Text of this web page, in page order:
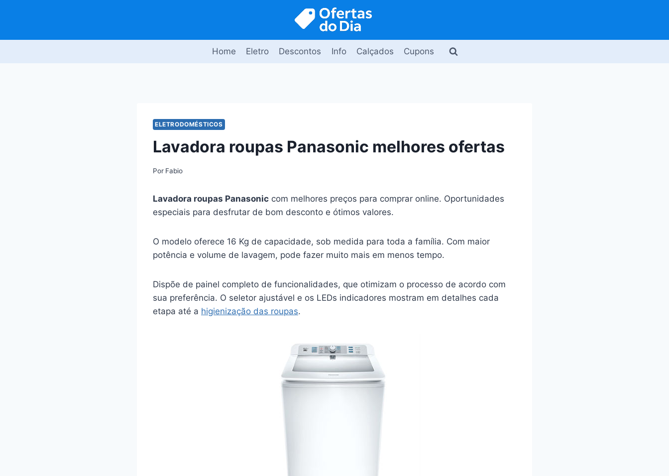
Home Eletro Descontos Info Calçados Cupons
ELETRODOMÉSTICOS
Lavadora roupas Panasonic melhores ofertas
Por Fabio
Lavadora roupas Panasonic com melhores preços para comprar online. Oportunidades
especiais para desfrutar de bom desconto e ótimos valores.
O modelo oferece 16 Kg de capacidade, sob medida para toda a família. Com maior
potência e volume de lavagem, pode fazer muito mais em menos tempo.
Dispõe de painel completo de funcionalidades, que otimizam o processo de acordo com
sua preferência. O seletor ajustável e os LEDs indicadores mostram em detalhes cada
etapa até a higienização das roupas.